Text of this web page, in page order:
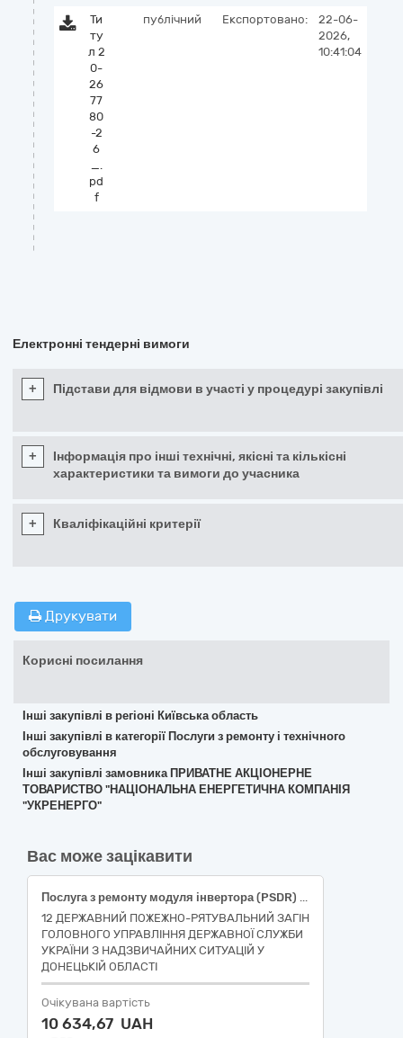
Ти
ту
л 2
0-
26
77
80
-2
6
_.
pd
f
публічний Експортовано:
22-06-
2026,
10:41:04
Електронні тендерні вимоги
+ Підстави для відмови в участі у процедурі закупівлі
+
Інформація про інші технічні, якісні та кількісні
характеристики та вимоги до учасника
+ Кваліфікаційні критерії
Друкувати
Корисні посилання
Інші закупівлі в регіоні Київська область
Інші закупівлі в категорії Послуги з ремонту і технічного
обслуговування
Інші закупівлі замовника ПРИВАТНЕ АКЦІОНЕРНЕ
ТОВАРИСТВО "НАЦІОНАЛЬНА ЕНЕРГЕТИЧНА КОМПАНІЯ
"УКРЕНЕРГО"
Вас може зацікавити
Послуга з ремонту модуля інвертора (PSDR) Джерела резервного електроживлення (комплект EcoFlow DELTA+2*110W Solar Panel), згідно CPV за ДК 021:2015 код 50530000-9 Послуги з ремонту і технічного обслуговування техніки
12 ДЕРЖАВНИЙ ПОЖЕЖНО-РЯТУВАЛЬНИЙ ЗАГІН
ГОЛОВНОГО УПРАВЛІННЯ ДЕРЖАВНОЇ СЛУЖБИ
УКРАЇНИ З НАДЗВИЧАЙНИХ СИТУАЦІЙ У
ДОНЕЦЬКІЙ ОБЛАСТІ
Очікувана вартість
10 634,67 UAH